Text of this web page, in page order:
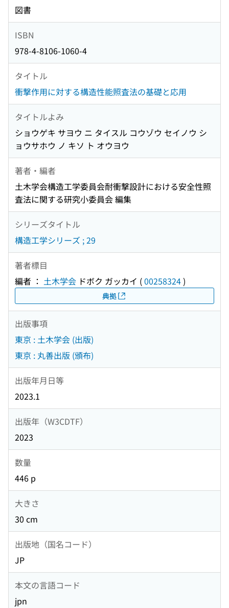
図書
ISBN
978-4-8106-1060-4
タイトル
衝撃作用に対する構造性能照査法の基礎と応用
タイトルよみ
ショウゲキ サヨウ ニ タイスル コウゾウ セイノウ シ
ョウサホウ ノ キソ ト オウヨウ
著者・編者
土木学会構造工学委員会耐衝撃設計における安全性照
査法に関する研究小委員会 編集
シリーズタイトル
構造工学シリーズ ; 29
著者標目
編者 ： 土木学会 ドボク ガッカイ (00258324)
典拠
出版事項
東京 : 土木学会 (出版)
東京 : 丸善出版 (頒布)
出版年月日等
2023.1
出版年（W3CDTF）
2023
数量
446 p
大きさ
30 cm
出版地（国名コード）
JP
本文の言語コード
jpn